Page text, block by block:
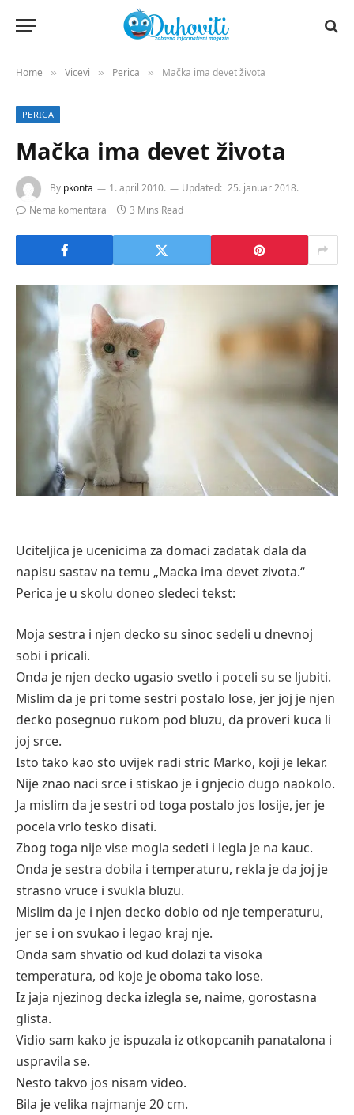
Home » Vicevi » Perica » Mačka ima devet života
PERICA
Mačka ima devet života
By pkonta 1. april 2010. Updated: 25. januar 2018.
Nema komentara
3 Mins Read
Uciteljica je ucenicima za domaci zadatak dala da
napisu sastav na temu „Macka ima devet zivota.“
Perica je u skolu doneo sledeci tekst:
Moja sestra i njen decko su sinoc sedeli u dnevnoj
sobi i pricali.
Onda je njen decko ugasio svetlo i poceli su se ljubiti.
Mislim da je pri tome sestri postalo lose, jer joj je njen
decko posegnuo rukom pod bluzu, da proveri kuca li
joj srce.
Isto tako kao sto uvijek radi stric Marko, koji je lekar.
Nije znao naci srce i stiskao je i gnjecio dugo naokolo.
Ja mislim da je sestri od toga postalo jos losije, jer je
pocela vrlo tesko disati.
Zbog toga nije vise mogla sedeti i legla je na kauc.
Onda je sestra dobila i temperaturu, rekla je da joj je
strasno vruce i svukla bluzu.
Mislim da je i njen decko dobio od nje temperaturu,
jer se i on svukao i legao kraj nje.
Onda sam shvatio od kud dolazi ta visoka
temperatura, od koje je oboma tako lose.
Iz jaja njezinog decka izlegla se, naime, gorostasna
glista.
Vidio sam kako je ispuzala iz otkopcanih panatalona i
uspravila se.
Nesto takvo jos nisam video.
Bila je velika najmanje 20 cm.